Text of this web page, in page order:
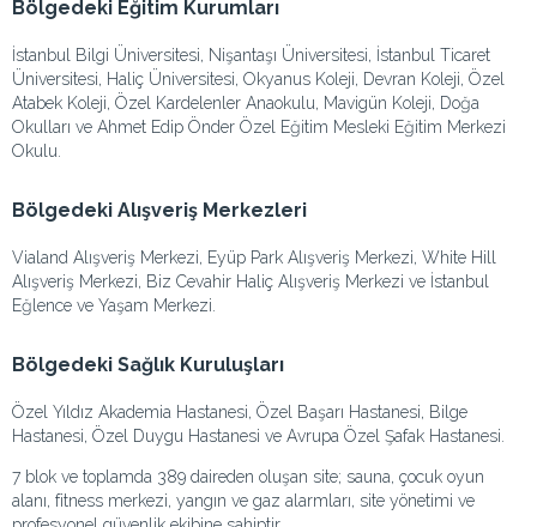
Bölgedeki Eğitim Kurumları
İstanbul Bilgi Üniversitesi, Nişantaşı Üniversitesi, İstanbul Ticaret
Üniversitesi, Haliç Üniversitesi, Okyanus Koleji, Devran Koleji, Özel
Atabek Koleji, Özel Kardelenler Anaokulu, Mavigün Koleji, Doğa
Okulları ve Ahmet Edip Önder Özel Eğitim Mesleki Eğitim Merkezi
Okulu.
Bölgedeki Alışveriş Merkezleri
Vialand Alışveriş Merkezi, Eyüp Park Alışveriş Merkezi, White Hill
Alışveriş Merkezi, Biz Cevahir Haliç Alışveriş Merkezi ve İstanbul
Eğlence ve Yaşam Merkezi.
Bölgedeki Sağlık Kuruluşları
Özel Yıldız Akademia Hastanesi, Özel Başarı Hastanesi, Bilge
Hastanesi, Özel Duygu Hastanesi ve Avrupa Özel Şafak Hastanesi.
7 blok ve toplamda 389 daireden oluşan site; sauna, çocuk oyun
alanı, fitness merkezi, yangın ve gaz alarmları, site yönetimi ve